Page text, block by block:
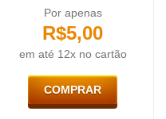
Por apenas
R$5,00
em até 12x no cartão
COMPRAR